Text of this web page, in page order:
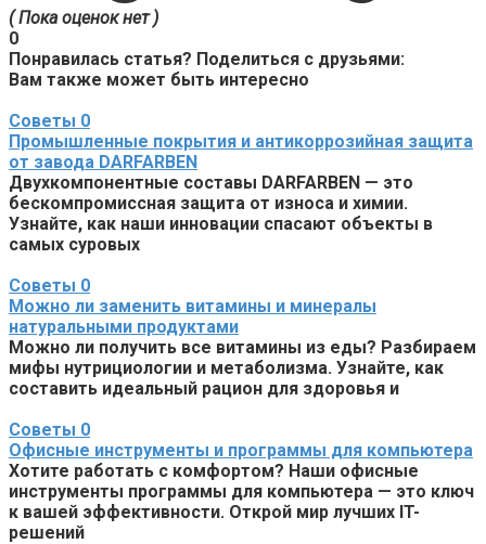
( Пока оценок нет )
0
Понравилась статья? Поделиться с друзьями:
Вам также может быть интересно
Советы 0
Промышленные покрытия и антикоррозийная защита
от завода DARFARBEN
Двухкомпонентные составы DARFARBEN — это
бескомпромиссная защита от износа и химии.
Узнайте, как наши инновации спасают объекты в
самых суровых
Советы 0
Можно ли заменить витамины и минералы
натуральными продуктами
Можно ли получить все витамины из еды? Разбираем
мифы нутрициологии и метаболизма. Узнайте, как
составить идеальный рацион для здоровья и
Советы 0
Офисные инструменты и программы для компьютера
Хотите работать с комфортом? Наши офисные
инструменты программы для компьютера — это ключ
к вашей эффективности. Открой мир лучших IT-
решений